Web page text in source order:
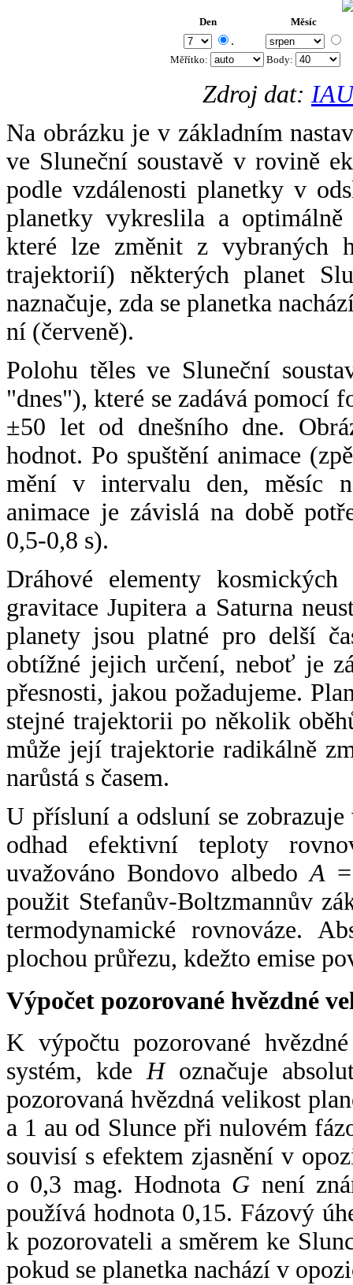
Den Měsíc
.
Měřítko: Body:
Zdroj dat:
Na obrázku je v základním
ve Sluneční soustavě v rovině
podle vzdálenosti planetky v
planetky vykreslila a
které lze změnit z vybraných
trajektorií) některých planet
naznačuje, zda se planetka
ní (červeně).
Polohu těles ve Sluneční
"dnes"), které se zadává pomocí
±50 let od dnešního dne.
hodnot. Po spuštění animace
mění v intervalu den, měsíc
animace je závislá na době
0,5-0,8 s).
Dráhové elementy
gravitace Jupitera a Saturna
planety jsou platné pro delší
obtížné jejich určení, neboť je
přesnosti, jakou požadujeme.
stejné trajektorii po několik
může její trajektorie radikálně
narůstá s časem.
U přísluní a odsluní se
odhad efektivní teploty
uvažováno Bondovo albedoA
použit Stefanův-Boltzmannův
termodynamické rovnováze.
plochou průřezu, kdežto emise
Výpočet pozorované hvězdné
K výpočtu pozorované
systém, kde Hoznačuje
pozorovaná hvězdná velikost
a 1 au od Slunce při nulovém
souvisí s efektem zjasnění v
o 0,3 mag. Hodnota G není
používá hodnota 0,15. Fázový
k pozorovateli a směrem ke
pokud se planetka nachází v